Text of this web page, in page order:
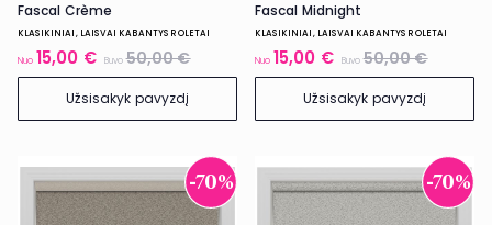
Fascal Crème
KLASIKINIAI, LAISVAI KABANTYS ROLETAI
Nuo 15,00 € Buvo50,00 €
Užsisakyk pavyzdį
Fascal Midnight
KLASIKINIAI, LAISVAI KABANTYS ROLETAI
Nuo 15,00 € Buvo50,00 €
Užsisakyk pavyzdį
-70% -70%